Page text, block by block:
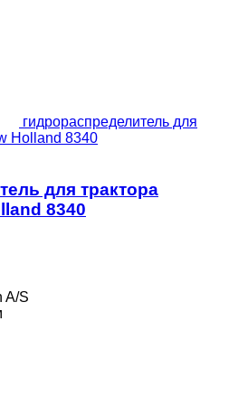
гидрораспределитель для
Holland 8340
для трактора
8340
A/S